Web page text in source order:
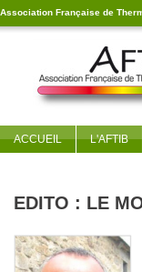
Association Française de
ACCUEIL L'AFTIB
EDITO : LE